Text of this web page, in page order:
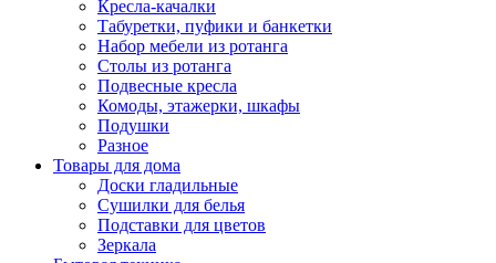
Кресла-качалки
Табуретки, пуфики и банкетки
Набор мебели из ротанга
Столы из ротанга
Подвесные кресла
Комоды, этажерки, шкафы
Подушки
Разное
Товары для дома
Доски гладильные
Сушилки для белья
Подставки для цветов
Зеркала